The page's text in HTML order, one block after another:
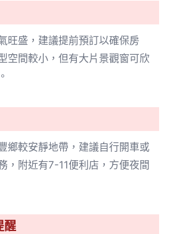
旺盛，建議提前預訂以確保房
空間較小，但有大片景觀窗可欣
鄉較安靜地帶，建議自行開車或
，附近有7-11便利店，方便夜間
醒